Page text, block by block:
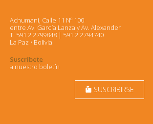
Achumani, Calle 11 Nº 100
entre Av. García Lanza y Av. Alexander
T: 591 2 2799848 | 591 2 2794740
La Paz • Bolivia
Suscríbete
a nuestro boletín
markunread_mailbox SUSCRIBIRSE